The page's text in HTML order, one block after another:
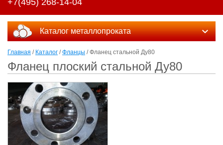
+7(495) 268-14-04
Каталог металлопроката
Главная / Каталог /Фланцы / Фланец стальной Ду80
Фланец плоский стальной Ду80